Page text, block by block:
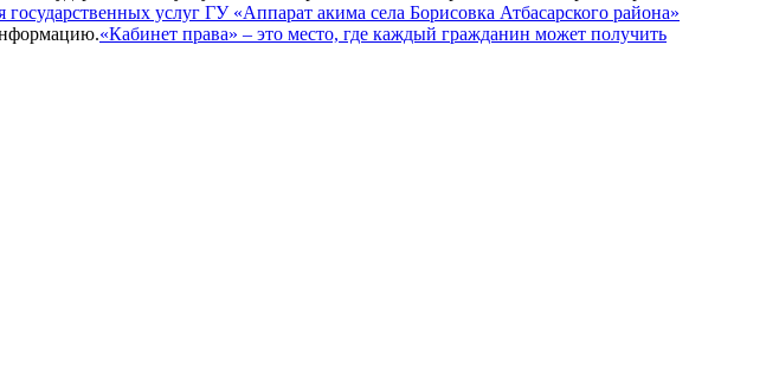
услуг ГУ «Аппарат акима села Борисовка Атбасарского района»
«Кабинет права» – это место, где каждый гражданин может получить